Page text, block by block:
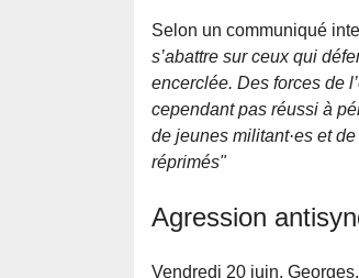
Selon un communiqué
s’abattre sur ceux qui
encerclée. Des forces de
cependant pas réussi à
de jeunes militant·es et
réprimés"
Agression
Vendredi 20 juin,